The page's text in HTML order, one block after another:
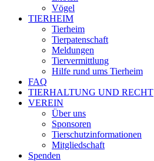
Vögel
TIERHEIM
Tierheim
Tierpatenschaft
Meldungen
Tiervermittlung
Hilfe rund ums Tierheim
FAQ
TIERHALTUNG UND RECHT
VEREIN
Über uns
Sponsoren
Tierschutzinformationen
Mitgliedschaft
Spenden